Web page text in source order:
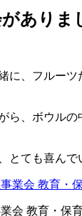
ありま
に、フルーツ
ら、ボウル
とても喜んで
会 教育・保